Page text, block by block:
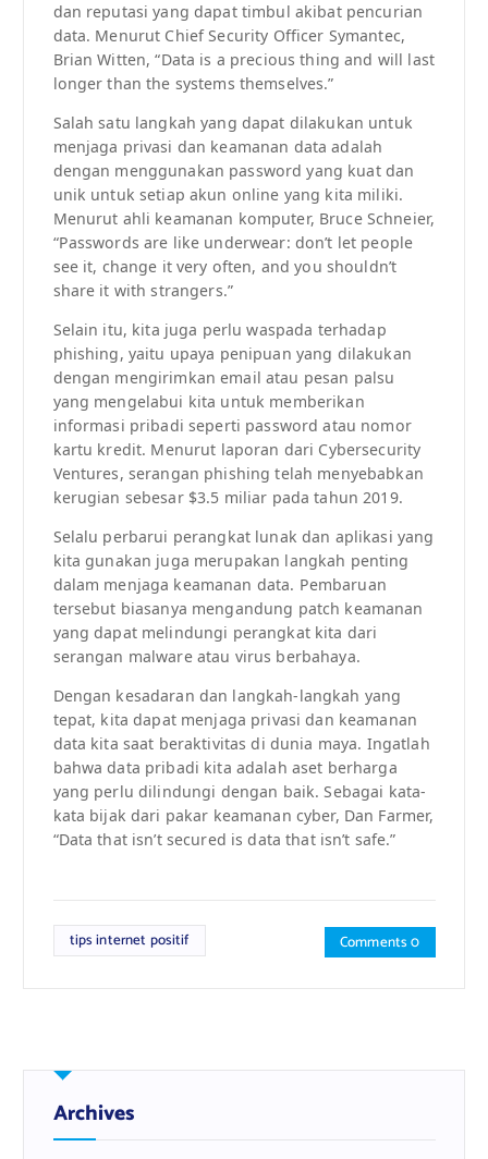
dan reputasi yang dapat timbul akibat pencurian
data. Menurut Chief Security Officer Symantec,
Brian Witten, “Data is a precious thing and will last
longer than the systems themselves.”
Salah satu langkah yang dapat dilakukan untuk
menjaga privasi dan keamanan data adalah
dengan menggunakan password yang kuat dan
unik untuk setiap akun online yang kita miliki.
Menurut ahli keamanan komputer, Bruce Schneier,
“Passwords are like underwear: don’t let people
see it, change it very often, and you shouldn’t
share it with strangers.”
Selain itu, kita juga perlu waspada terhadap
phishing, yaitu upaya penipuan yang dilakukan
dengan mengirimkan email atau pesan palsu
yang mengelabui kita untuk memberikan
informasi pribadi seperti password atau nomor
kartu kredit. Menurut laporan dari Cybersecurity
Ventures, serangan phishing telah menyebabkan
kerugian sebesar $3.5 miliar pada tahun 2019.
Selalu perbarui perangkat lunak dan aplikasi yang
kita gunakan juga merupakan langkah penting
dalam menjaga keamanan data. Pembaruan
tersebut biasanya mengandung patch keamanan
yang dapat melindungi perangkat kita dari
serangan malware atau virus berbahaya.
Dengan kesadaran dan langkah-langkah yang
tepat, kita dapat menjaga privasi dan keamanan
data kita saat beraktivitas di dunia maya. Ingatlah
bahwa data pribadi kita adalah aset berharga
yang perlu dilindungi dengan baik. Sebagai kata-
kata bijak dari pakar keamanan cyber, Dan Farmer,
“Data that isn’t secured is data that isn’t safe.”
tips internet positif Comments 0
Archives